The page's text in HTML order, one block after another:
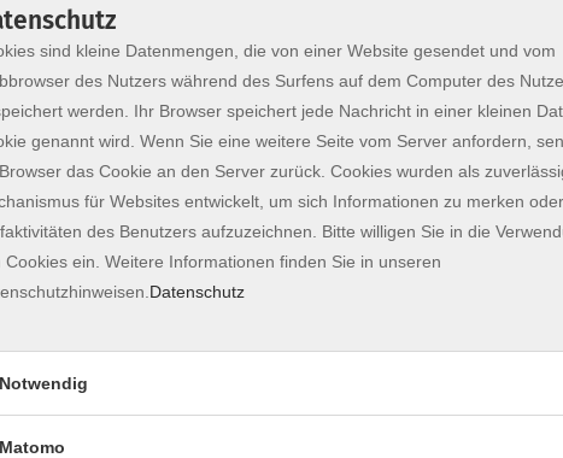
Gutscheine
Sie wissen nicht was Sie verschenken sollen?
Verschenken Sie nicht "Irgendetwas", verschenken Sie
Bei den knapp 1500 verschiedenen Möglichkeiten pro
Sicherheit den Geschmack der/des Beschenkten.
Ob...
... eine Sprach- oder EDV-Veranstaltung für Karriere,
... ein Gesundheits- oder Bewegungskurs für das eigene
... eine Musik- oder Kreativveranstaltung um
sind kleine Datenmengen, die von einer Website gesendet und vom
des Nutzers während des Surfens auf dem Computer des
werden. Ihr Browser speichert jede Nachricht in einer kleinen
genannt wird. Wenn Sie eine weitere Seite vom Server anfordern,
das Cookie an den Server zurück. Cookies wurden als
für Websites entwickelt, um sich Informationen zu merken
des Benutzers aufzuzeichnen. Bitte willigen Sie in die
Cookies ein. Weitere Informationen finden Sie in unseren
Datenschutz
Notwendig
Matomo